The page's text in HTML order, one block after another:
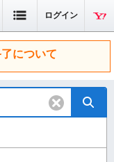
ログイン
について